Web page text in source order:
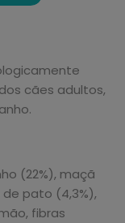
cães adultos,
(22%), maçã
pato (4,3%),
fibras